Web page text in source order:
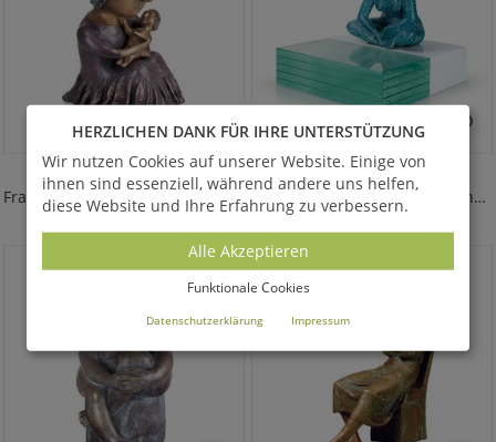
THE TWO
Frau mit violettem Kleid - Bronzekunst
LAKE TRANQUILITY
Frau schaut ins Wasser - Bronzefigur mit Glas
HERZLICHEN DANK FÜR IHRE UNTERSTÜTZUNG
Wir nutzen Cookies auf unserer Website. Einige von
ihnen sind essenziell, während andere uns helfen,
diese Website und Ihre Erfahrung zu verbessern.
Alle Akzeptieren
Funktionale Cookies
Datenschutzerklärung Impressum